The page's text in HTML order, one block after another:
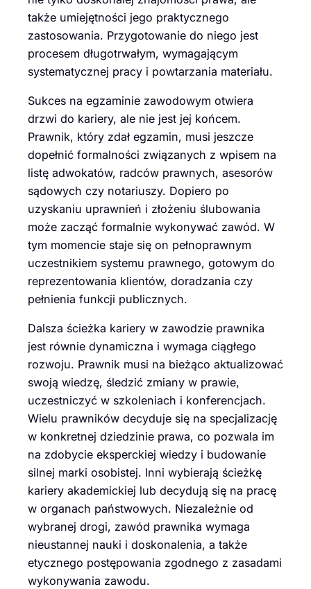
także umiejętności jego praktycznego
zastosowania. Przygotowanie do niego jest
procesem długotrwałym, wymagającym
systematycznej pracy i powtarzania materiału.
Sukces na egzaminie zawodowym otwiera
drzwi do kariery, ale nie jest jej końcem.
Prawnik, który zdał egzamin, musi jeszcze
dopełnić formalności związanych z wpisem na
listę adwokatów, radców prawnych, asesorów
sądowych czy notariuszy. Dopiero po
uzyskaniu uprawnień i złożeniu ślubowania
może zacząć formalnie wykonywać zawód. W
tym momencie staje się on pełnoprawnym
uczestnikiem systemu prawnego, gotowym do
reprezentowania klientów, doradzania czy
pełnienia funkcji publicznych.
Dalsza ścieżka kariery w zawodzie prawnika
jest równie dynamiczna i wymaga ciągłego
rozwoju. Prawnik musi na bieżąco aktualizować
swoją wiedzę, śledzić zmiany w prawie,
uczestniczyć w szkoleniach i konferencjach.
Wielu prawników decyduje się na specjalizację
w konkretnej dziedzinie prawa, co pozwala im
na zdobycie eksperckiej wiedzy i budowanie
silnej marki osobistej. Inni wybierają ścieżkę
kariery akademickiej lub decydują się na pracę
w organach państwowych. Niezależnie od
wybranej drogi, zawód prawnika wymaga
nieustannej nauki i doskonalenia, a także
etycznego postępowania zgodnego z zasadami
wykonywania zawodu.